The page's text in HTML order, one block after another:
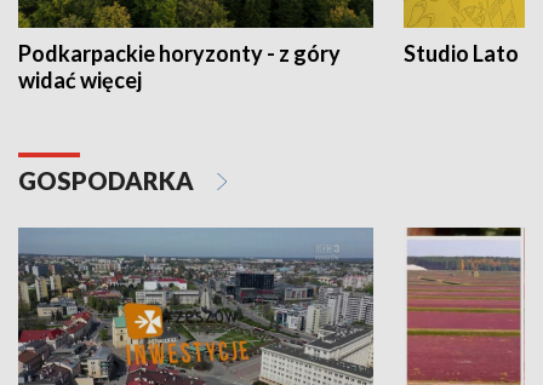
Podkarpackie horyzonty - z góry
widać więcej
Studio Lato
GOSPODARKA